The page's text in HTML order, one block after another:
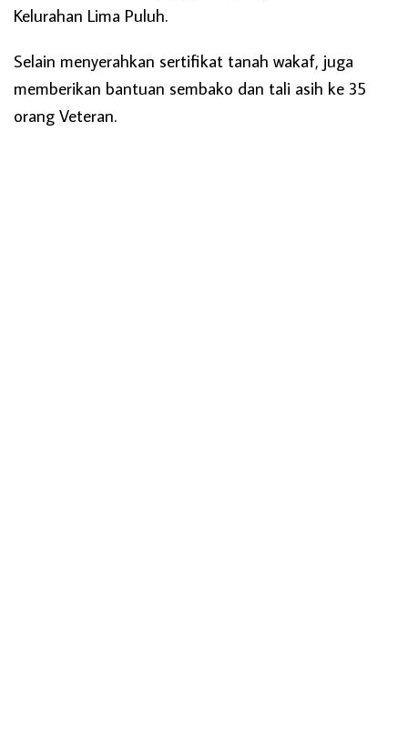
Kelurahan Lima Puluh.
Selain menyerahkan sertifikat tanah wakaf, juga
memberikan bantuan sembako dan tali asih ke 35
orang Veteran.